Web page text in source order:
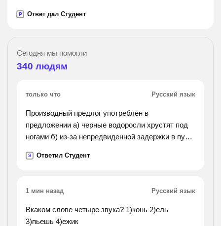
P Ответ дал Студент
Сегодня мы помогли
340 людям
только что Русский язык
Производный предлог употреблен в
предложении а) черные водоросли хрустят под
ногами б) из-за непредвиденной задержки в пути
воспоминания о родине часто рождали в нем
быстро пошел в дом
S Ответил Студент
1 мин назад Русский язык
Вкаком слове четыре звука? 1)конь 2)ель
3)пьешь 4)ежик